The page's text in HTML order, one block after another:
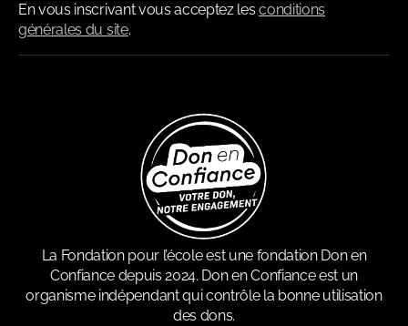
En vous inscrivant vous acceptez lesconditions
générales du site.
La Fondation pour l’école est une fondation Don en
Confiance depuis 2024. Don en Confiance est un
organisme indépendant qui contrôle la bonne utilisation
des dons.